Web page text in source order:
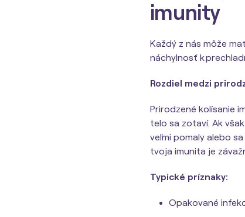
imunity
Každý z nás môže
náchylnosť k
Rozdiel medzi
Prirodzené kolísanie
telo sa zotaví. Ak
veľmi pomaly alebo
tvoja imunita je
Typické príznaky:
Opakované